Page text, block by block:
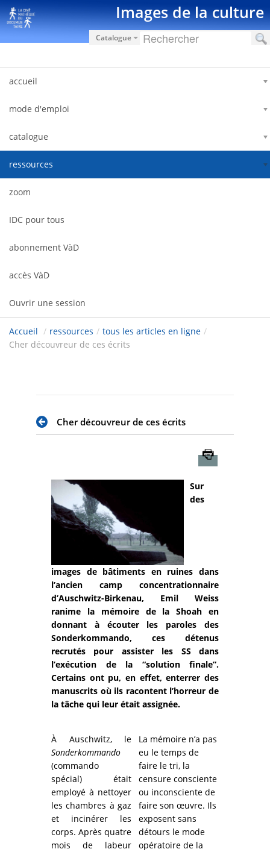
Saut au contenu Images de la culture
Catalogue
accueil
mode d'emploi
catalogue
ressources
zoom
IDC pour tous
abonnement VàD
accès VàD
Ouvrir une session
Accueil / ressources / tous les articles en ligne /
Cher découvreur de ces écrits
Cher découvreur de ces écrits
Sur
des
images de bâtiments en ruines dans
l’ancien camp concentrationnaire
d’Auschwitz-Birkenau, Emil Weiss
ranime la mémoire de la Shoah en
donnant à écouter les paroles des
Sonderkommando, ces détenus
recrutés pour assister les SS dans
l’exécution de la “solution finale”.
Certains ont pu, en effet, enterrer des
manuscrits où ils racontent l’horreur de
la tâche qui leur était assignée.
À Auschwitz, le
Sonderkommando
(commando
spécial) était
employé à nettoyer
les chambres à gaz
et incinérer les
corps. Après quatre
mois de labeur
La mémoire n’a pas
eu le temps de
faire le tri, la
censure consciente
ou inconsciente de
faire son œuvre. Ils
exposent sans
détours le mode
opératoire de la